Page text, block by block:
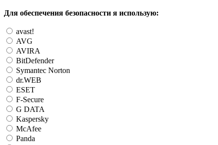
Для обеспечения безопасности я использую:
avast!
AVG
AVIRA
BitDefender
Symantec Norton
dr.WEB
ESET
F-Secure
G DATA
Kaspersky
McAfee
Panda